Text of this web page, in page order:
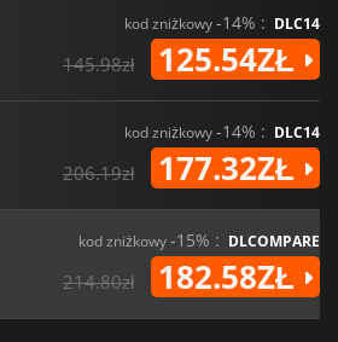
kod zniżkowy-14% : DLC14
145.98zł 125.54ZŁ
kod zniżkowy-14% : DLC14
206.19zł 177.32ZŁ
kod zniżkowy-15% : DLCOMPARE
214.80zł 182.58ZŁ